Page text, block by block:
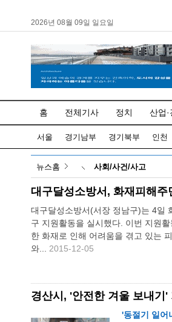
2026년 08월 09일 일요일
홈 전체기사 정치 산업
서울 경기남부 경기북부 인천
뉴스홈 사회/사건/사고
대구달성소방서, 화재피해
대구달성소방서(서장 정남구)는 4일
구 지원활동을 실시했다. 이번 지원
한 화재로 인해 어려움을 겪고 있는
와... 2015-12-05
경산시, '안전한 겨울 보내기'
'동절기 일어